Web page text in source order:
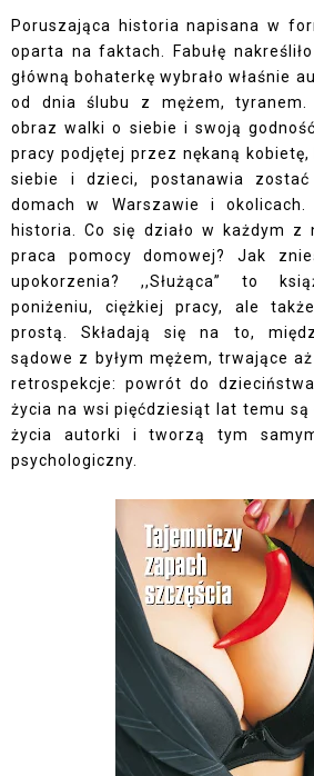
Poruszająca historia napisana w
oparta na faktach. Fabułę
główną bohaterkę wybrało właśnie
od dnia ślubu z mężem, tyranem.
obraz walki o siebie i swoją
pracy podjętej przez nękaną
siebie i dzieci, postanawia zostać
domach w Warszawie i
historia. Co się działo w każdym z
praca pomocy domowej? Jak
upokorzenia? ,,Służąca” to
poniżeniu, ciężkiej pracy, ale
prostą. Składają się na to,
sądowe z byłym mężem, trwające
retrospekcje: powrót do
życia na wsi pięćdziesiąt lat temu są
życia autorki i tworzą tym
psychologiczny.